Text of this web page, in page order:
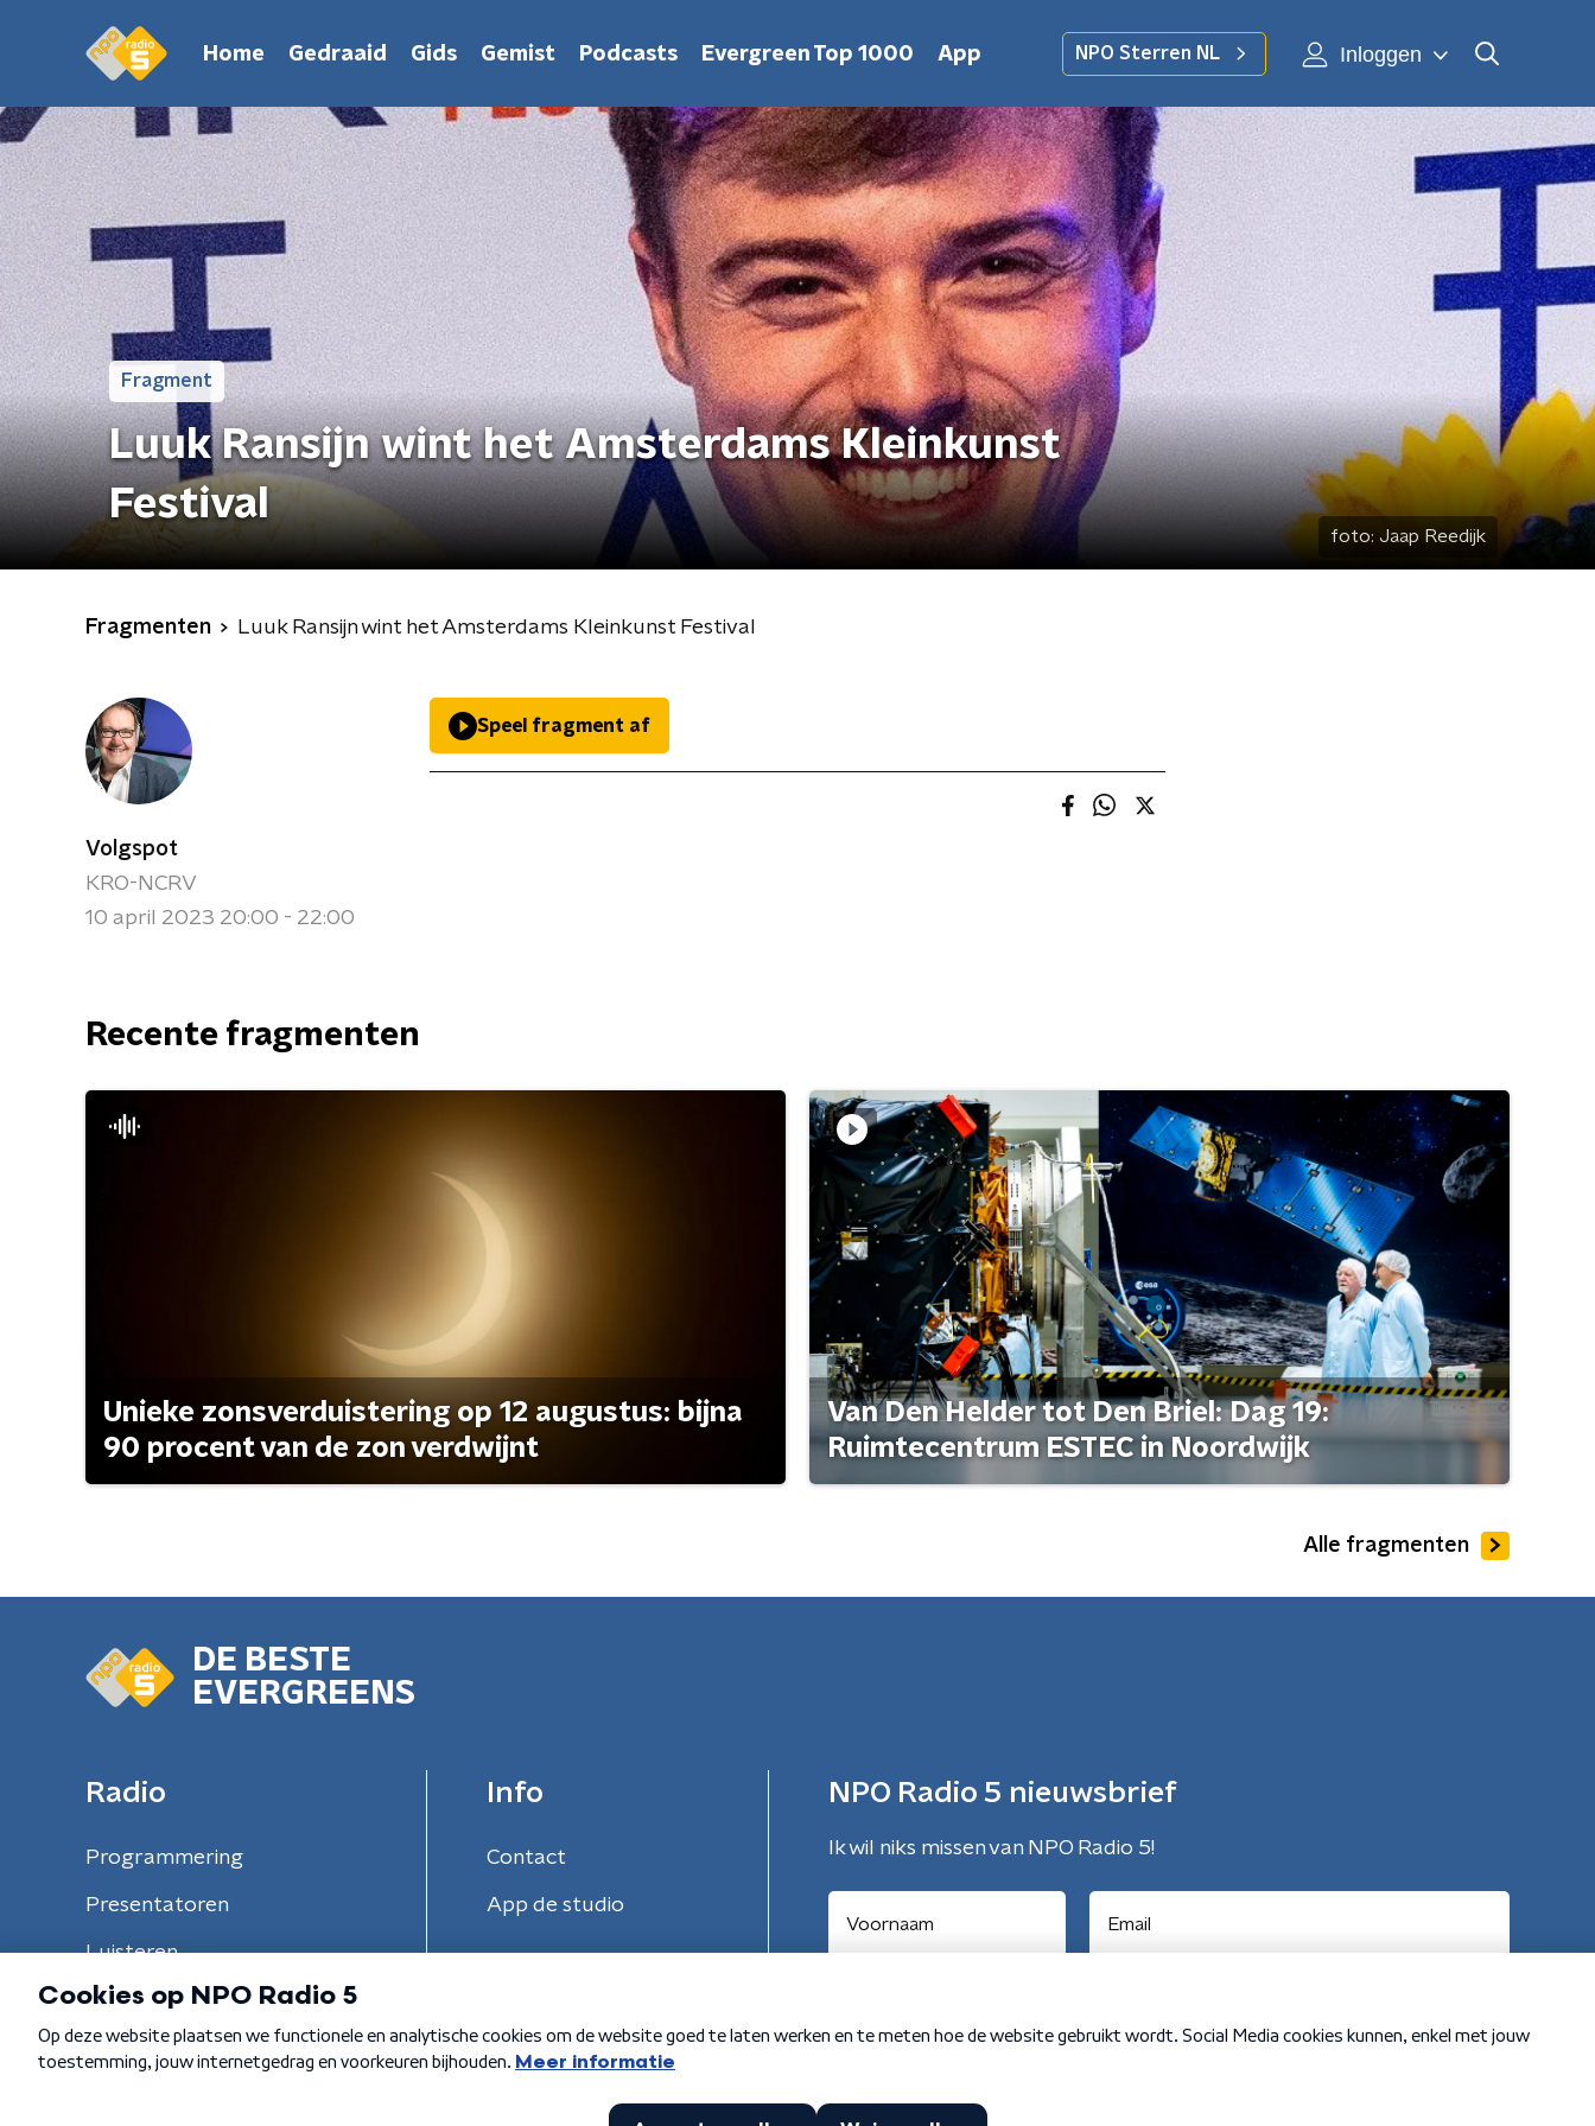
Home Gedraaid Gids Gemist Podcasts Evergreen Top 1000 App NPO Sterren NL Inloggen
Fragment
Luuk Ransijn wint het Amsterdams Kleinkunst
Festival
foto: Jaap Reedijk
Fragmenten Luuk Ransijn wint het Amsterdams Kleinkunst Festival
Volgspot
KRO-NCRV
10 april 2023 20:00 - 22:00
Speel fragment af
Recente fragmenten
Unieke zonsverduistering op 12 augustus: bijna
90 procent van de zon verdwijnt
Van Den Helder tot Den Briel: Dag 19:
Ruimtecentrum ESTEC in Noordwijk
Alle fragmenten
DE BESTE
EVERGREENS
Radio
Programmering
Presentatoren
Luisteren
Info
Contact
App de studio
NPO Radio 5 nieuwsbrief
Ik wil niks missen van NPO Radio 5!
Algemene voorwaarden Privacybeleid